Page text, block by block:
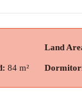
84 m²
Land